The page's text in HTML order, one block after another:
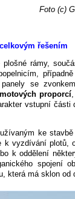
Foto (c)
řešením
rámy,
se
proporcí,
vstupní části
ke stavbě
k vyzdívání plotů,
k oddělení
spojení
která má sklon